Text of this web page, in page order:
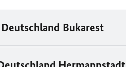
Bukarest